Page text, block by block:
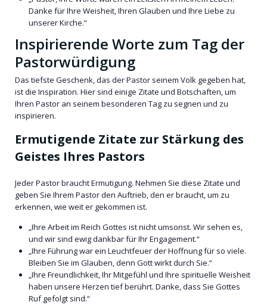
Danke für Ihre Weisheit, Ihren Glauben und Ihre Liebe zu
unserer Kirche.“
Inspirierende Worte zum Tag der
Pastorwürdigung
Das tiefste Geschenk, das der Pastor seinem Volk gegeben hat,
ist die Inspiration. Hier sind einige Zitate und Botschaften, um
Ihren Pastor an seinem besonderen Tag zu segnen und zu
inspirieren.
Ermutigende Zitate zur Stärkung des
Geistes Ihres Pastors
Jeder Pastor braucht Ermutigung. Nehmen Sie diese Zitate und
geben Sie Ihrem Pastor den Auftrieb, den er braucht, um zu
erkennen, wie weit er gekommen ist.
„Ihre Arbeit im Reich Gottes ist nicht umsonst. Wir sehen es,
und wir sind ewig dankbar für Ihr Engagement.“
„Ihre Führung war ein Leuchtfeuer der Hoffnung für so viele.
Bleiben Sie im Glauben, denn Gott wirkt durch Sie.“
„Ihre Freundlichkeit, Ihr Mitgefühl und Ihre spirituelle Weisheit
haben unsere Herzen tief berührt. Danke, dass Sie Gottes
Ruf gefolgt sind.“